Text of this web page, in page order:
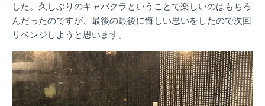
した。久しぶりのキャバクラということで楽しいのはもちろ
んだったのですが、最後の最後に悔しい思いをしたので次回
リベンジしようと思います。